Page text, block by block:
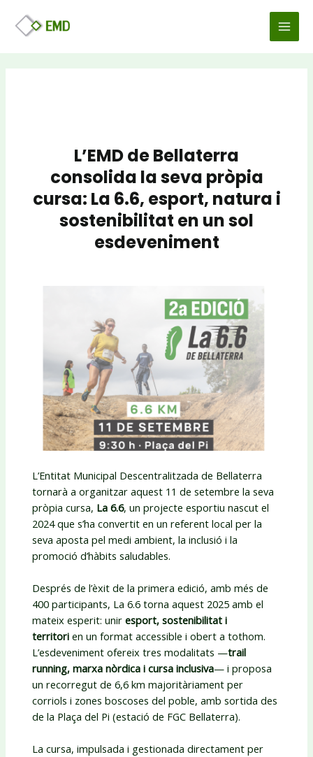
contingut
L’EMD de Bellaterra
consolida la seva pròpia
cursa: La 6.6, esport, natura i
sostenibilitat en un sol
esdeveniment
L’Entitat Municipal Descentralitzada de Bellaterra
tornarà a organitzar aquest 11 de setembre la seva
pròpia cursa, La 6.6, un projecte esportiu nascut el
2024 que s’ha convertit en un referent local per la
seva aposta pel medi ambient, la inclusió i la
promoció d’hàbits saludables.
Després de l’èxit de la primera edició, amb més de
400 participants, La 6.6 torna aquest 2025 amb el
mateix esperit: uniresport, sostenibilitat i
territori en un format accessible i obert a tothom.
L’esdeveniment ofereix tres modalitats —trail
running, marxa nòrdica i cursa inclusiva— i proposa
un recorregut de 6,6 km majoritàriament per
corriols i zones boscoses del poble, amb sortida des
de la Plaça del Pi (estació de FGC Bellaterra).
La cursa, impulsada i gestionada directament per
d'entrades